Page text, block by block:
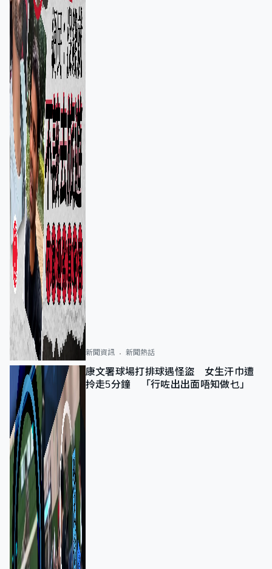
新聞資訊 新聞熱話
康文署球場打排球遇怪盜 女生汗巾遭
拎走5分鐘 「行咗出出面唔知做乜」